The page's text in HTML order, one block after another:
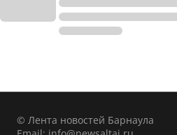
© Лента новостей Барнаула